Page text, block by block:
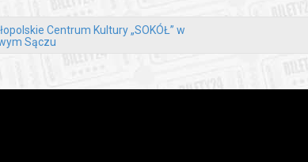
Centrum Kultury „SOKÓŁ” w
Sączu